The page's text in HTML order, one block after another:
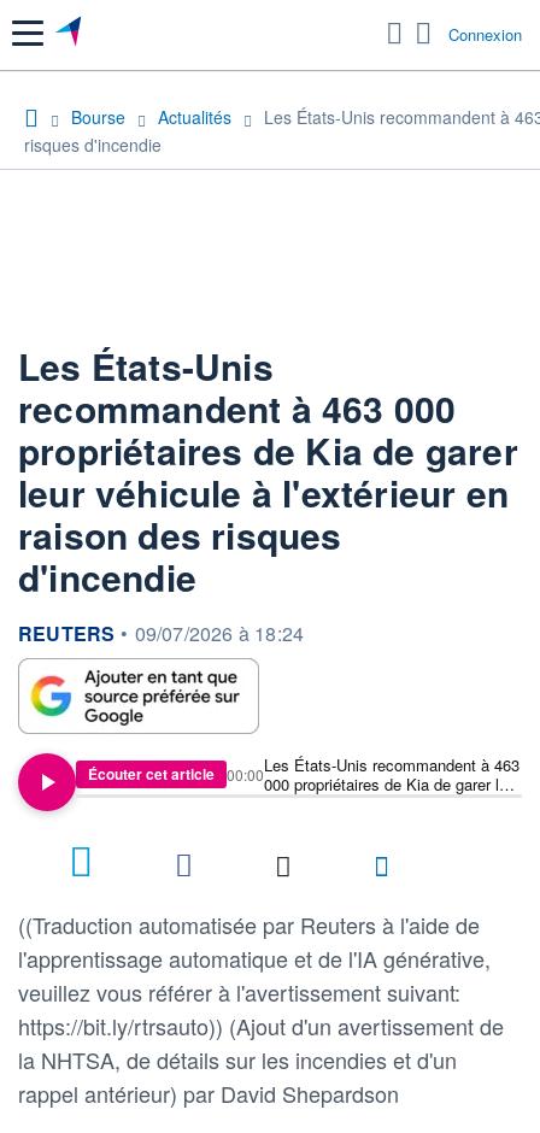
Menu Connexion
Bourse Actualités
Les États-Unis recommandent à
risques d'incendie
Les États-Unis
recommandent à 463 000
propriétaires de Kia de garer
leur véhicule à l'extérieur en
raison des risques
d'incendie
information fournie par
REUTERS • 09/07/2026 à 18:24
Écouter cet article
Les États-Unis recommandent à 463
000 propriétaires de Kia de garer leur
véhicule à l'extérieur en raison des
00:00
((Traduction automatisée par Reuters à l'aide de
l'apprentissage automatique et de l'IA générative,
veuillez vous référer à l'avertissement suivant:
https://bit.ly/rtrsauto)) (Ajout d'un avertissement de
la NHTSA, de détails sur les incendies et d'un
rappel antérieur) par David Shepardson